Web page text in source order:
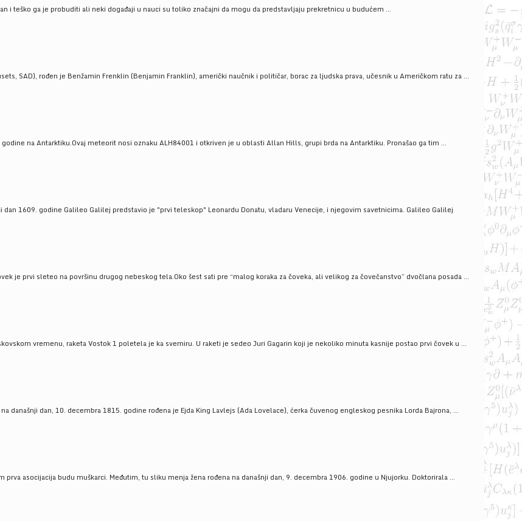
i teško ga je probuditi ali neki događaji u nauci su toliko značajni da mogu da predstavljaju prekretnicu u budućem ...
SAD), rođen je Benžamin Frenklin (Benjamin Franklin), američki naučnik i političar, borac za ljudska prava, učesnik u Američkom ratu za ...
na Antarktiku.Ovaj meteorit nosi oznaku ALH84001 i otkriven je u oblasti Allan Hills, grupi brda na Antarktiku. Pronašao ga tim ...
dan 1609. godine Galileo Galilej predstavio je "prvi teleskop" Leonardu Donatu, vladaru Venecije, i njegovim savetnicima. Galileo Galilej
je prvi sleteo na površinu drugog nebeskog tela.Oko šest sati pre “malog koraka za čoveka, ali velikog za čovečanstvo” dvočlana posada ...
vremenu, raketa Vostok 1 poletela je ka svemiru. U raketi je sedeo Juri Gagarin koji je nekoliko minuta kasnije postao prvi čovek u ...
današnji dan, 10. decembra 1815. godine rođena je Ejda King Lavlejs (Ada Lovelace), ćerka čuvenog engleskog pesnika Lorda Bajrona, ...
asocijacija budu muškarci. Međutim, tu sliku menja žena rođena na današnji dan, 9. decembra 1906. godine u Njujorku. Doktorirala ...